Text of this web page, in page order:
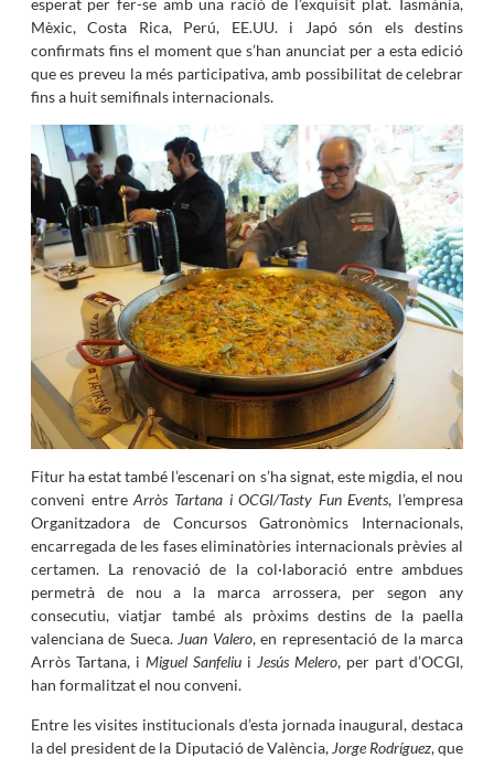
esperat per fer-se amb una ració de l’exquisit plat. Tasmània,
Mèxic, Costa Rica, Perú, EE.UU. i Japó són els destins
confirmats fins el moment que s’han anunciat per a esta edició
que es preveu la més participativa, amb possibilitat de celebrar
fins a huit semifinals internacionals.
Fitur ha estat també l’escenari on s’ha signat, este migdia, el nou
conveni entreArròs Tartana i OCGI/Tasty Fun Events, l’empresa
Organitzadora de Concursos Gatronòmics Internacionals,
encarregada de les fases eliminatòries internacionals prèvies al
certamen. La renovació de la col·laboració entre ambdues
permetrà de nou a la marca arrossera, per segon any
consecutiu, viatjar també als pròxims destins de la paella
valenciana de Sueca. Juan Valero, en representació de la marca
Arròs Tartana, i Miguel Sanfeliu i Jesús Melero, per part d’OCGI,
han formalitzat el nou conveni.
Entre les visites institucionals d’esta jornada inaugural, destaca
la del president de la Diputació de València, Jorge Rodríguez, que